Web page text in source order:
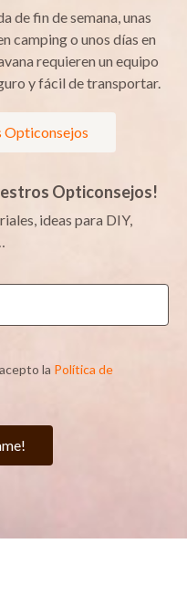
de fin de semana, unas
camping o unos días en
requieren un equipo
y fácil de transportar.
Opticonsejos
Opticonsejos!
ideas para DIY,
la Política de